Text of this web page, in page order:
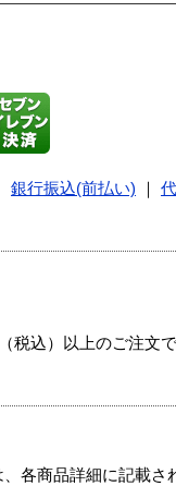
銀行振込(前払い)
税込）以上のご注文で
各商品詳細に記載さ